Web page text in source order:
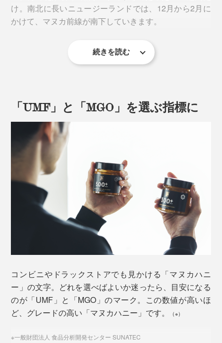
け。南北に長いニュージーランドでは、12月から2月に
かけて、マヌカ前線が南下していきます。
マヌカの木は、先住民マオリ族の間で「復活の木」と呼ばれ、古くからケガや病
気の万能薬として用いられてきた
『トゥルーハニー』の養蜂家の重要な仕事のひとつが、
巣箱の配置タイミングを見極めること。ピュアな「マヌ
カハニー」を集めるため、ニュージーランド全土に点在
直前に回収します。
主役はセイヨウミツバチ。巣から約半径2〜3kmの花か
ら蜜を集めて、体内の酵素などと混ぜ合わせ、蜜房に貯
ります。
続きを読む
「UMF」と「MGO」を選ぶ指標に
コンビニやドラックストアでも見かける「マヌカハニ
ー」の文字。どれを選べばよいか迷ったら、目安になる
のが「UMF」と「MGO」のマーク。この数値が高いほ
ど、グレードの高い「マヌカハニー」です。
（※）
※一般財団法人 食品分析開発センター SUNATEC